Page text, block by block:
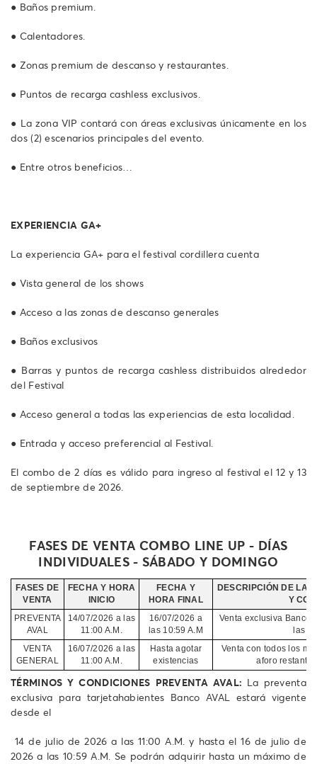
● Baños premium.
● Calentadores.
● Zonas premium de descanso y restaurantes.
● Puntos de recarga cashless exclusivos.
● La zona VIP contará con áreas exclusivas únicamente en los
dos (2) escenarios principales del evento.
● Entre otros beneficios…
EXPERIENCIA GA+
La experiencia GA+ para el festival cordillera cuenta
● Vista general de los shows
● Acceso a las zonas de descanso generales
● Baños exclusivos
● Barras y puntos de recarga cashless distribuidos alrededor
del Festival
● Acceso general a todas las experiencias de esta localidad.
● Entrada y acceso preferencial al Festival.
El combo de 2 días es válido para ingreso al festival el 12 y 13
de septiembre de 2026.
FASES DE VENTA COMBO LINE UP - DÍAS
INDIVIDUALES - SÁBADO Y DOMINGO
FASES DE
VENTA
FECHA Y HORA
INICIO
FECHA Y
HORA FINAL
DESCRIPCIÓN DE LA
Y
PREVENTA
AVAL
14/07/2026 a las
11:00 A.M.
16/07/2026 a
las 10:59 A.M
Venta exclusiva
las
VENTA
GENERAL
16/07/2026 a las
11:00 A.M.
Hasta agotar
existencias
Venta con todos los
aforo restante
TÉRMINOS Y CONDICIONES PREVENTA AVAL: La preventa
exclusiva para tarjetahabientes Banco AVAL estará vigente
desde el
14 de julio de 2026 a las 11:00 A.M. y hasta el 16 de julio de
2026 a las 10:59 A.M. Se podrán adquirir hasta un máximo de